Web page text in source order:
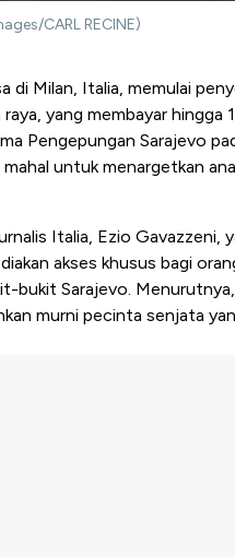
CARL RECINE)
di Milan, Italia, memulai
yang membayar
Pengepungan Sarajevo
untuk menargetkan
Italia, Ezio Gavazzeni,
akses khusus bagi
bukit Sarajevo.
murni pecinta senjata